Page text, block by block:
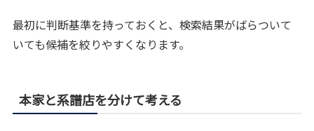
最初に判断基準を持っておくと、検索結果がばらついて
いても候補を絞りやすくなります。
本家と系譜店を分けて考える